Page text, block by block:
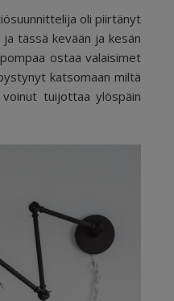
oli piirtänyt
tässä kevään ja kesän
ostaa valaisimet
katsomaan miltä
tuijottaa ylöspäin